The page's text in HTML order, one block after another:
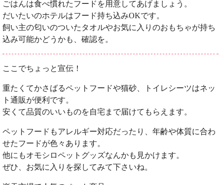
ごはんは食べ慣れたフードを用意してあげましょう。
だいたいのホテルはフード持ち込みOKです。
飼い主の匂いのついたタオルやお気に入りのおもちゃが持ち
込み可能かどうかも、確認を。
ここでちょっと宣伝！
重たくてかさばるペットフードや猫砂、トイレシーツはネッ
ト通販が便利です。
安くて品質のいいものを自宅まで届けてもらえます。
ペットフードもアレルギー対応だったり、年齢や体質に合わ
せたフードが色々あります。
他にもオモシロペットグッズなんかも見かけます。
ぜひ、お気に入りを探してみて下さいね。